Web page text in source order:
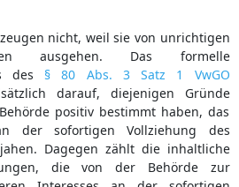
nicht, weil sie von unrichtigen
ausgehen. Das formelle
des § 80 Abs. 3 Satz 1 VwGO
darauf, diejenigen Gründe
positiv bestimmt haben, das
der sofortigen Vollziehung des
Dagegen zählt die inhaltliche
die von der Behörde zur